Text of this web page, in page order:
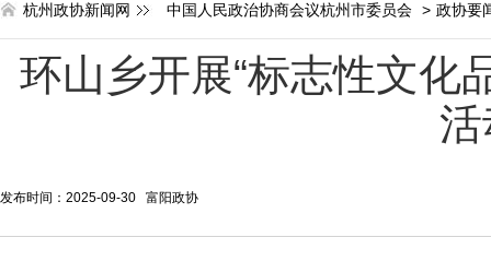
杭州政协新闻网 中国人民政治协商会议杭州市委员会 > 政协要
环山乡开展“标志性文化
发布时间：2025-09-30 富阳政协